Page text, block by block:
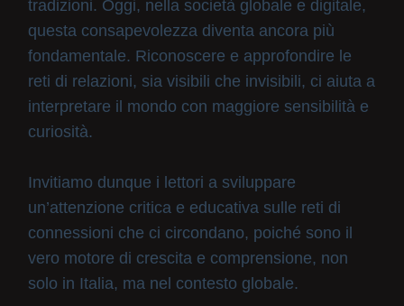
tradizioni. Oggi, nella società globale e digitale,
questa consapevolezza diventa ancora più
fondamentale. Riconoscere e approfondire le
reti di relazioni, sia visibili che invisibili, ci aiuta a
interpretare il mondo con maggiore sensibilità e
curiosità.
Invitiamo dunque i lettori a sviluppare
un’attenzione critica e educativa sulle reti di
connessioni che ci circondano, poiché sono il
vero motore di crescita e comprensione, non
solo in Italia, ma nel contesto globale.